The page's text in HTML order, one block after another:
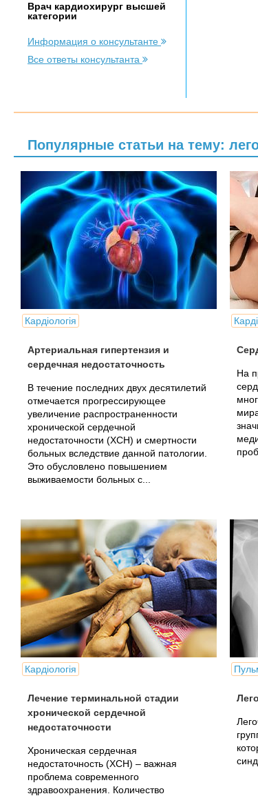
Врач кардиохирург высшей
категории
Информация о консультанте
Все ответы консультанта
Популярные статьи на тему:
Кардіологія
Артериальная гипертензия и
сердечная недостаточность
В течение последних двух десятилетий
отмечается прогрессирующее
увеличение распространенности
хронической сердечной
недостаточности (ХСН) и смертности
больных вследствие данной патологии.
Это обусловлено повышением
выживаемости больных с...
На
Кардіологія
Лечение терминальной стадии
хронической сердечной
недостаточности
Хроническая сердечная
недостаточность (ХСН) – важная
проблема современного
здравоохранения. Количество